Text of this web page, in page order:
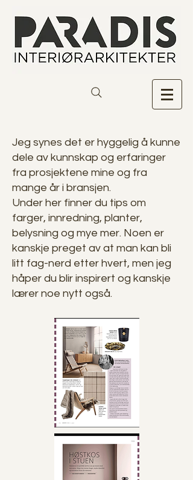
Jeg synes det er hyggelig å kunne
dele av kunnskap og erfaringer
fra prosjektene mine og fra
mange år i bransjen.
Under her finner du tips om
farger, innredning, planter,
belysning og mye mer. Noen er
kanskje preget av at man kan bli
litt fag-nerd etter hvert, men jeg
håper du blir inspirert og kanskje
lærer noe nytt også.